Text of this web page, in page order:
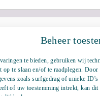
Beheer
te bieden, gebruiken wij
op te slaan en/of te raadplegen.
zoals surfgedrag of unieke
of uw toestemming intrekt, kan dit